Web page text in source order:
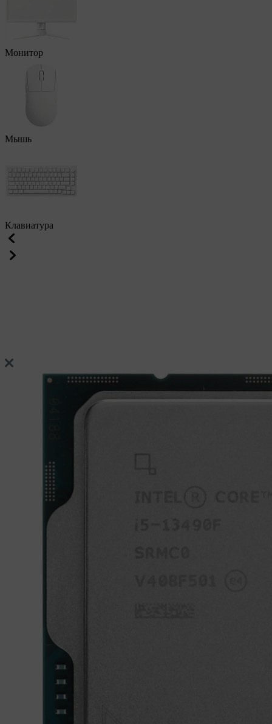
Монитор
Мышь
Клавиатура